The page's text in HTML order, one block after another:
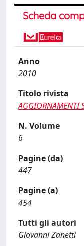
Scheda
Anno
2010
Titolo rivista
AGGIORNAMENTI
N. Volume
6
Pagine (da)
447
Pagine (a)
454
Tutti gli autori
Giovanni Zanetti